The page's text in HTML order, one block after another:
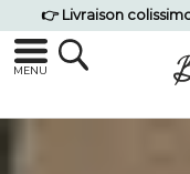
👉 Livraison
MENU